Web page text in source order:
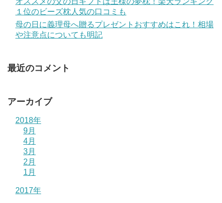
１位のビーズ枕人気の口コミも
母の日に義理母へ贈るプレゼントおすすめはこれ！相場
や注意点についても明記
最近のコメント
アーカイブ
2018年
9月
4月
3月
2月
1月
2017年